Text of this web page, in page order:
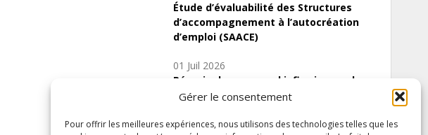
Gérer le consentement
Pour offrir les meilleures expériences, nous utilisons des technologies telles que les
Étude d’évaluabilité des Structures
d’accompagnement à l’autocréation
d’emploi (SAACE)
01 Juil 2026
Pénurie du personnel infirmier :quels
indicateurs d’offre de soins pour